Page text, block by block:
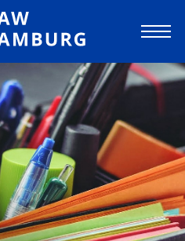
für Angewandte